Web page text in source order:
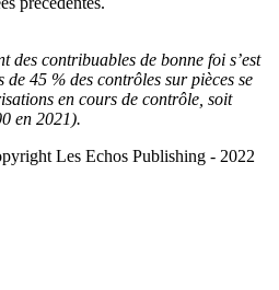
des contribuables de bonne foi s’est
45 % des contrôles sur pièces se
en cours de contrôle, soit
en 2021).
Les Echos Publishing - 2022